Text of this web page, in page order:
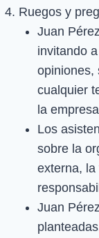
Ruegos y
Juan
invitando
opiniones,
cualquier
la
Los
sobre la
externa, la
Juan